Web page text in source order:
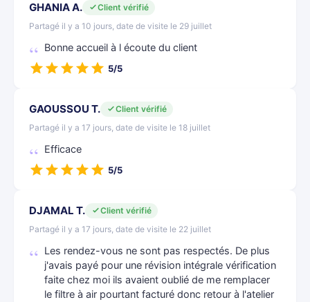
GHANIA A.
Client vérifié
Partagé il y a 10 jours, date de visite le 29 juillet
Bonne accueil à l écoute du client
5/5
GAOUSSOU T.
Client vérifié
Partagé il y a 17 jours, date de visite le 18 juillet
Efficace
5/5
DJAMAL T.
Client vérifié
Partagé il y a 17 jours, date de visite le 22 juillet
Les rendez-vous ne sont pas respectés. De plus
j'avais payé pour une révision intégrale vérification
faite chez moi ils avaient oublié de me remplacer
le filtre à air pourtant facturé donc retour à l'atelier